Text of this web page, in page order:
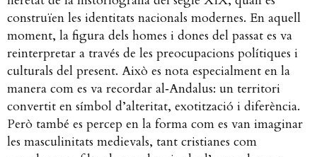
construïen les identitats nacionals modernes. En aquell
moment, la figura dels homes i dones del passat es va
reinterpretar a través de les preocupacions polítiques i
culturals del present. Això es nota especialment en la
manera com es va recordar al‑Andalus: un territori
convertit en símbol d’alteritat, exotització i diferència.
Però també es percep en la forma com es van imaginar
les masculinitats medievals, tant cristianes com